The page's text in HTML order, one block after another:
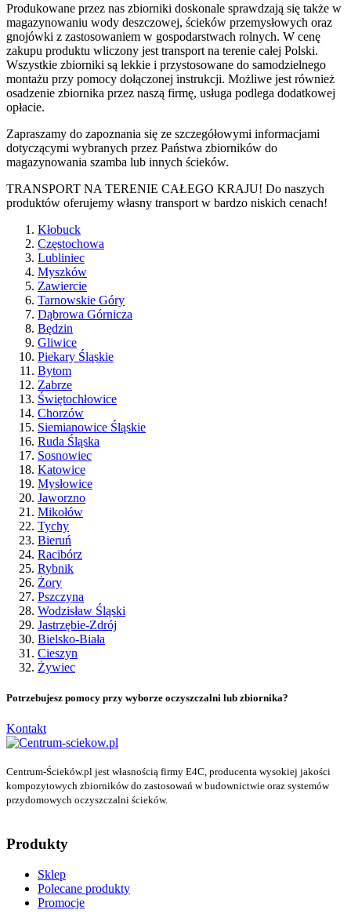
Produkowane przez nas zbiorniki doskonale sprawdzają się także w
magazynowaniu wody deszczowej, ścieków przemysłowych oraz
gnojówki z zastosowaniem w gospodarstwach rolnych. W cenę
zakupu produktu wliczony jest transport na terenie całej Polski.
Wszystkie zbiorniki są lekkie i przystosowane do samodzielnego
montażu przy pomocy dołączonej instrukcji. Możliwe jest również
osadzenie zbiornika przez naszą firmę, usługa podlega dodatkowej
opłacie.
Zapraszamy do zapoznania się ze szczegółowymi informacjami
dotyczącymi wybranych przez Państwa zbiorników do
magazynowania szamba lub innych ścieków.
TRANSPORT NA TERENIE CAŁEGO KRAJU! Do naszych
produktów oferujemy własny transport w bardzo niskich cenach!
Kłobuck
Częstochowa
Lubliniec
Myszków
Zawiercie
Tarnowskie Góry
Dąbrowa Górnicza
Będzin
Gliwice
Piekary Śląskie
Bytom
Zabrze
Świętochłowice
Chorzów
Siemianowice Śląskie
Ruda Śląska
Sosnowiec
Katowice
Mysłowice
Jaworzno
Mikołów
Tychy
Bieruń
Racibórz
Rybnik
Żory
Pszczyna
Wodzisław Śląski
Jastrzębie-Zdrój
Bielsko-Biała
Cieszyn
Żywiec
Potrzebujesz pomocy przy wyborze oczyszczalni lub zbiornika?
Kontakt
Centrum-Ścieków.pl jest własnością firmy E4C, producenta wysokiej jakości
kompozytowych zbiorników do zastosowań w budownictwie oraz systemów
przydomowych oczyszczalni ścieków.
Produkty
Sklep
Polecane produkty
Promocje